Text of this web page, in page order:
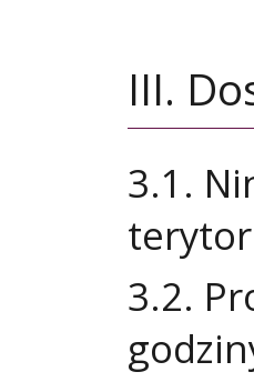
III.
3.1.
3.2.